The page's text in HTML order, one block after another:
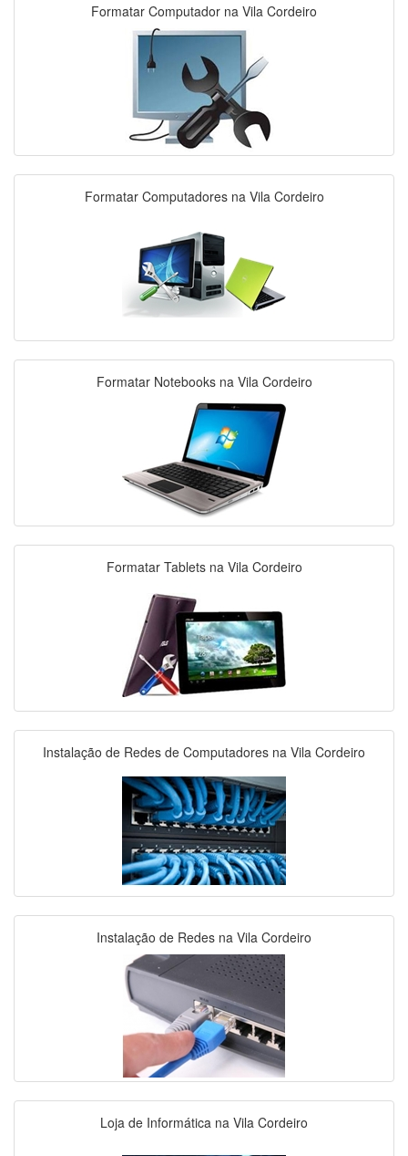
Formatar Computador na Vila Cordeiro
Formatar Computadores na Vila Cordeiro
Formatar Notebooks na Vila Cordeiro
Formatar Tablets na Vila Cordeiro
Instalação de Redes de Computadores na Vila Cordeiro
Instalação de Redes na Vila Cordeiro
Loja de Informática na Vila Cordeiro